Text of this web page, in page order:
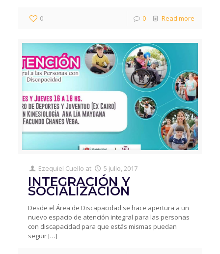
0 0 Read more
Ezequiel Cuello at 5 julio, 2017
INTEGRACIÓN Y
SOCIALIZACIÓN
Desde el Área de Discapacidad se hace apertura a un
nuevo espacio de atención integral para las personas
con discapacidad para que estás mismas puedan
seguir […]